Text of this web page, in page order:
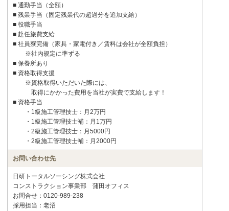
■ 通勤手当（全額）
■ 残業手当（固定残業代の超過分を追加支給）
■ 役職手当
■ 赴任旅費支給
■ 社員寮完備（家具・家電付き／賃料は会社が全額負担）
※社内規定に準ずる
■ 保養所あり
■ 資格取得支援
※資格取得いただいた際には、
取得にかかった費用を当社が実費で支給します！
■ 資格手当
・1級施工管理技士：月2万円
・1級施工管理技士補：月1万円
・2級施工管理技士：月5000円
・2級施工管理技士補：月2000円
お問い合わせ先
日研トータルソーシング株式会社
コンストラクション事業部 蒲田オフィス
お問合せ：0120-989-238
採用担当：老沼